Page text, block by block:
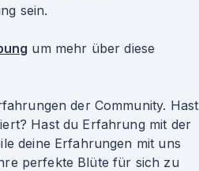
sein.
um mehr über diese
der Community. Hast
Hast du Erfahrung mit der
deine Erfahrungen mit uns
perfekte Blüte für sich zu